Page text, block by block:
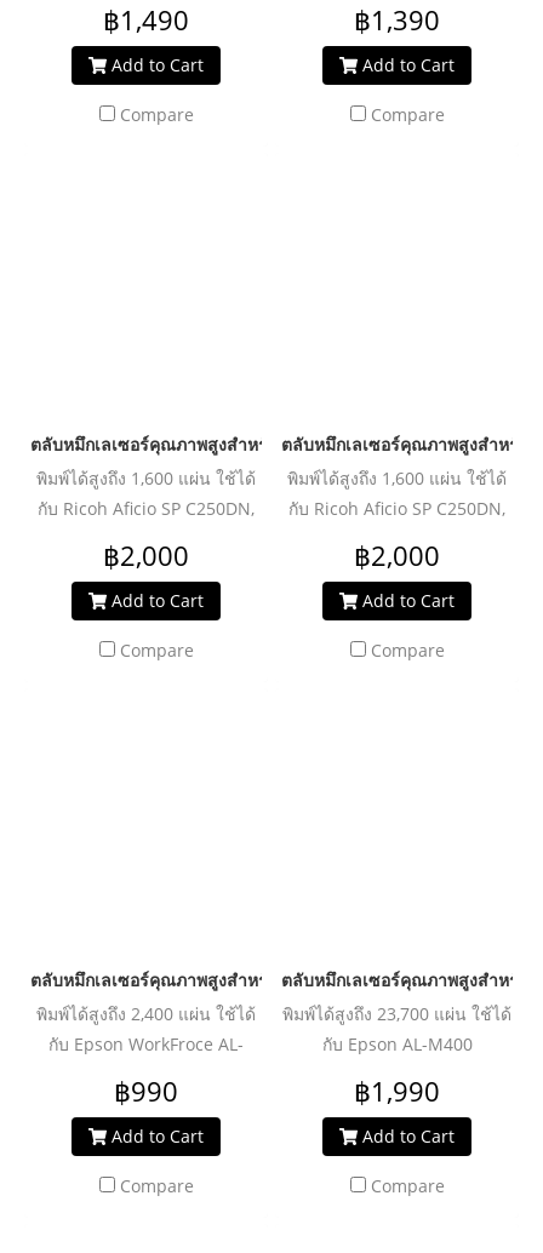
฿1,490
Add to Cart
Compare
213Nw/213SFNw/220nw
฿1,390
Add to Cart
Compare
ตลับหมึกเลเซอร์คุณภาพสูงสำหรับ RICOH รุ่น C250/C260/C261 Y
พิมพ์ได้สูงถึง 1,600 แผ่น ใช้ได้
กับ Ricoh Aficio SP C250DN,
฿2,000
Add to Cart
Compare
ตลับหมึกเลเซอร์คุณภาพสูงสำหรับ
พิมพ์ได้สูงถึง 1,600 แผ่น ใช้ได้
กับ Ricoh Aficio SP C250DN,
฿2,000
Add to Cart
Compare
ตลับหมึกเลเซอร์คุณภาพสูงสำหรับ EPSON รุ่น AL-M200DN Black
พิมพ์ได้สูงถึง 2,400 แผ่น ใช้ได้
กับ Epson WorkFroce AL-
฿990
Add to Cart
Compare
ตลับหมึกเลเซอร์คุณภาพสูงสำหรับ
พิมพ์ได้สูงถึง 23,700 แผ่น ใช้ได้
กับ Epson AL-M400
฿1,990
Add to Cart
Compare